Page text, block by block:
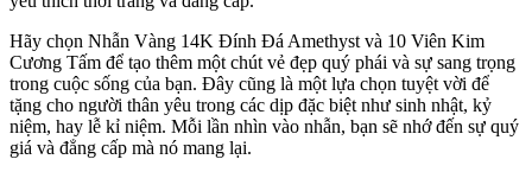
Hãy chọn Nhẫn Vàng 14K Đính Đá Amethyst và 10 Viên Kim
Cương Tấm để tạo thêm một chút vẻ đẹp quý phái và sự sang trọng
trong cuộc sống của bạn. Đây cũng là một lựa chọn tuyệt vời để
tặng cho người thân yêu trong các dịp đặc biệt như sinh nhật, kỷ
niệm, hay lễ kỉ niệm. Mỗi lần nhìn vào nhẫn, bạn sẽ nhớ đến sự quý
giá và đẳng cấp mà nó mang lại.